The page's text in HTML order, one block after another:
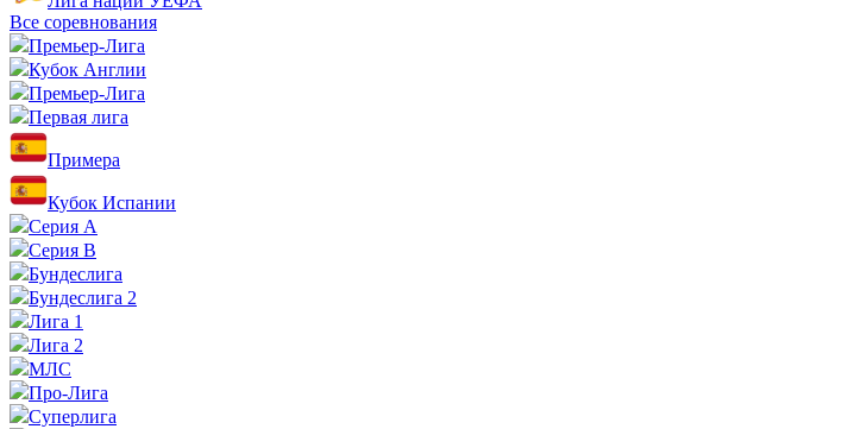
Все соревнования
Премьер-Лига
Кубок Англии
Премьер-Лига
Первая лига
Примера
Кубок Испании
Серия А
Серия B
Бундеслига
Бундеслига 2
Лига 1
Лига 2
МЛС
Про-Лига
Суперлига